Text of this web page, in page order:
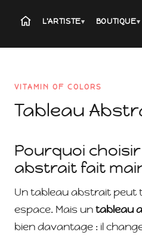
L'ARTISTE▾ BOUTIQUE▾
VITAMIN OF COLORS
Tableau
Pourquoi
abstrait fait
Un tableau abstrait peut
espace. Mais untableau
bien davantage : il